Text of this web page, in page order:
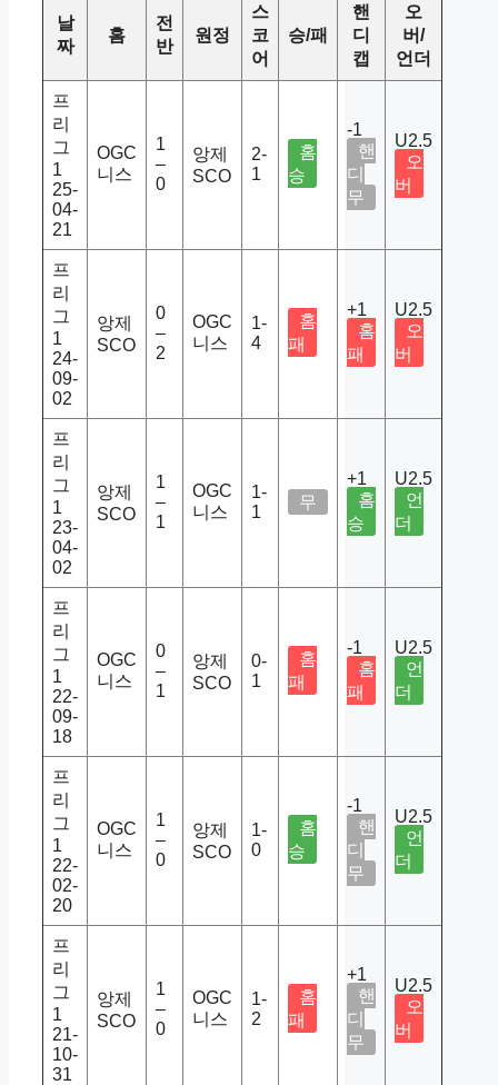
날
짜
홈
전
반
원정
스
코
어
승/패
핸
디
캡
오
버/
언더
프
리
그
1
25-
04-
21
OGC
니스
1
–
0
앙제
SCO
2-
1
홈
승
-1
핸
디
무
U2.5
오
버
프
리
그
1
24-
09-
02
앙제
SCO
0
–
2
OGC
니스
1-
4
홈
패
+1
홈
패
U2.5
오
버
프
리
그
1
23-
04-
02
앙제
SCO
1
–
1
OGC
니스
1-
1
무
+1
홈
승
U2.5
언
더
프
리
그
1
22-
09-
18
OGC
니스
0
–
1
앙제
SCO
0-
1
홈
패
-1
홈
패
U2.5
언
더
프
리
그
1
22-
02-
20
OGC
니스
1
–
0
앙제
SCO
1-
0
홈
승
-1
핸
디
무
U2.5
언
더
프
리
그
1
21-
10-
31
앙제
SCO
1
–
0
OGC
니스
1-
2
홈
패
+1
핸
디
무
U2.5
오
버